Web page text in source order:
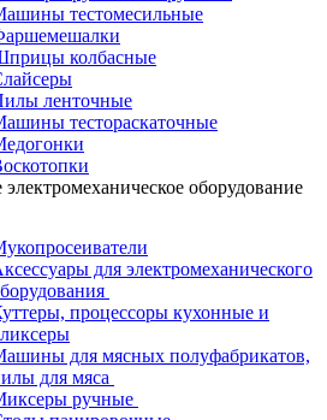
тестомесильные
колбасные
ленточные
тестораскаточные
оборудование
для электромеханического
процессоры кухонные и
для мясных полуфабрикатов,
для мяса
ручные